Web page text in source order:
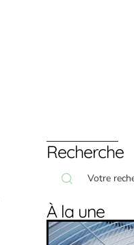
Recherche
À la une